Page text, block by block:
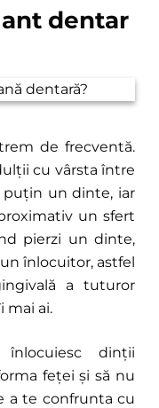
dentar
de frecventă.
cu vârsta între
un dinte, iar
un sfert
pierzi un dinte,
înlocuitor, astfel
a tuturor
mai ai.
dinții
feței și să nu
a te confrunta cu